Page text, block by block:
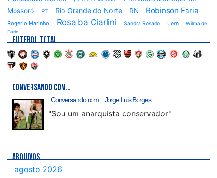
Mossoró
PT Rio Grande do Norte RN Robinson Faria
Rogério Marinho Rosalba Ciarlini Sandra Rosado Uern
Wilma de
Faria
FUTEBOL TOTAL
CONVERSANDO COM…
Conversando com... Jorge Luis Borges
"Sou um anarquista conservador"
ARQUIVOS
agosto 2026